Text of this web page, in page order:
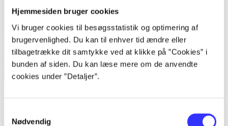
Hjemmesiden bruger cookies
Vi bruger cookies til besøgsstatistik og optimering af
brugervenlighed. Du kan til enhver tid ændre eller
tilbagetrække dit samtykke ved at klikke på ”Cookies” i
bunden af siden. Du kan læse mere om de anvendte
cookies under ”Detaljer”.
Nødvendig